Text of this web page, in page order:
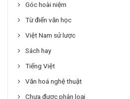
Góc hoài niệm
Từ điển văn học
Việt Nam sử lược
Sách hay
Tiếng Việt
Văn hoá nghệ thuật
Chưa được phân loại